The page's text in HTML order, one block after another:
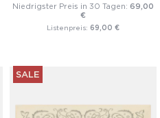
Niedrigster Preis in 30 Tagen: 69,00
€
Listenpreis: 69,00 €
SALE